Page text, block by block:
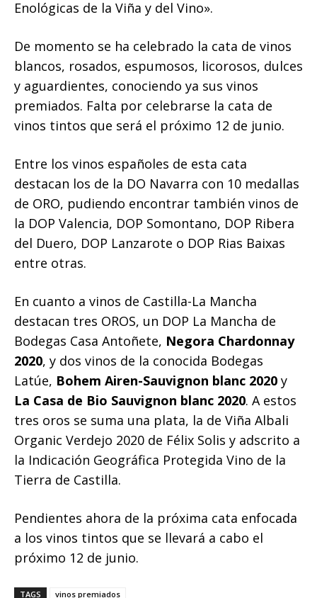
Enológicas de la Viña y del Vino».
De momento se ha celebrado la cata de vinos
blancos, rosados, espumosos, licorosos, dulces
y aguardientes, conociendo ya sus vinos
premiados. Falta por celebrarse la cata de
vinos tintos que será el próximo 12 de junio.
Entre los vinos españoles de esta cata
destacan los de la DO Navarra con 10 medallas
de ORO, pudiendo encontrar también vinos de
la DOP Valencia, DOP Somontano, DOP Ribera
del Duero, DOP Lanzarote o DOP Rias Baixas
entre otras.
En cuanto a vinos de Castilla-La Mancha
destacan tres OROS, un DOP La Mancha de
Bodegas Casa Antoñete, Negora Chardonnay
2020, y dos vinos de la conocida Bodegas
Latúe, Bohem Airen-Sauvignon blanc 2020 y
La Casa de Bio Sauvignon blanc 2020. A estos
tres oros se suma una plata, la de Viña Albali
Organic Verdejo 2020 de Félix Solis y adscrito a
la Indicación Geográfica Protegida Vino de la
Tierra de Castilla.
Pendientes ahora de la próxima cata enfocada
a los vinos tintos que se llevará a cabo el
próximo 12 de junio.
TAGS vinos premiados